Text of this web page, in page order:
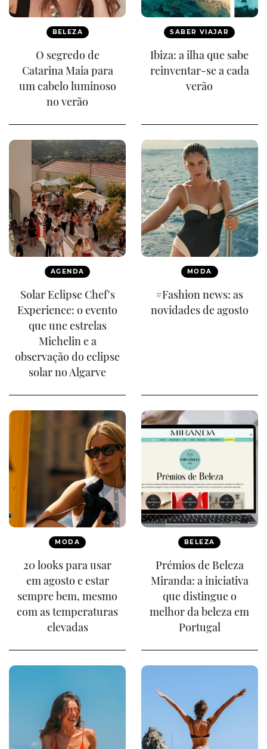
BELEZA
O segredo de
Catarina Maia para
um cabelo luminoso
no verão
SABER VIAJAR
Ibiza: a ilha que sabe
reinventar-se a cada
verão
AGENDA
Solar Eclipse Chef's
Experience: o evento
que une estrelas
Michelin e a
observação do eclipse
solar no Algarve
MODA
#Fashion news: as
novidades de agosto
MODA
20 looks para usar
em agosto e estar
sempre bem, mesmo
com as temperaturas
elevadas
BELEZA
Prémios de Beleza
Miranda: a iniciativa
que distingue o
melhor da beleza em
Portugal